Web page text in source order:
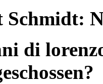
Schmidt:
di